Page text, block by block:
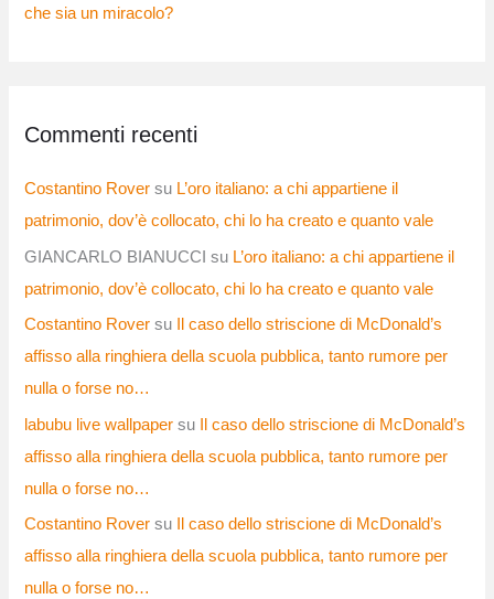
che sia un miracolo?
Commenti recenti
Costantino Rover su L’oro italiano: a chi appartiene il
patrimonio, dov’è collocato, chi lo ha creato e quanto vale
GIANCARLO BIANUCCI su L’oro italiano: a chi appartiene il
patrimonio, dov’è collocato, chi lo ha creato e quanto vale
Costantino Rover su
Il caso dello striscione di McDonald’s
affisso alla ringhiera della scuola pubblica, tanto rumore per
nulla o forse no…
labubu live wallpaper su
Il caso dello striscione di McDonald’s
affisso alla ringhiera della scuola pubblica, tanto rumore per
nulla o forse no…
Costantino Rover su
Il caso dello striscione di McDonald’s
affisso alla ringhiera della scuola pubblica, tanto rumore per
nulla o forse no…